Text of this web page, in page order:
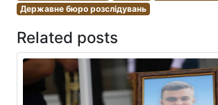
Державне бюро розслідувань
Related posts